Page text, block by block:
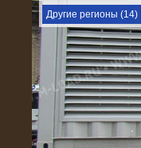
Другие регионы (14)